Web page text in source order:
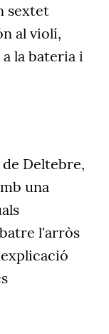
sextet
al violí,
la bateria i
Deltebre,
una
l'arròs